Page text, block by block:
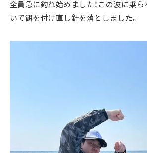
全員急に釣れ始めました！この波に乗ら
いで餌を付け直し針を落としました。